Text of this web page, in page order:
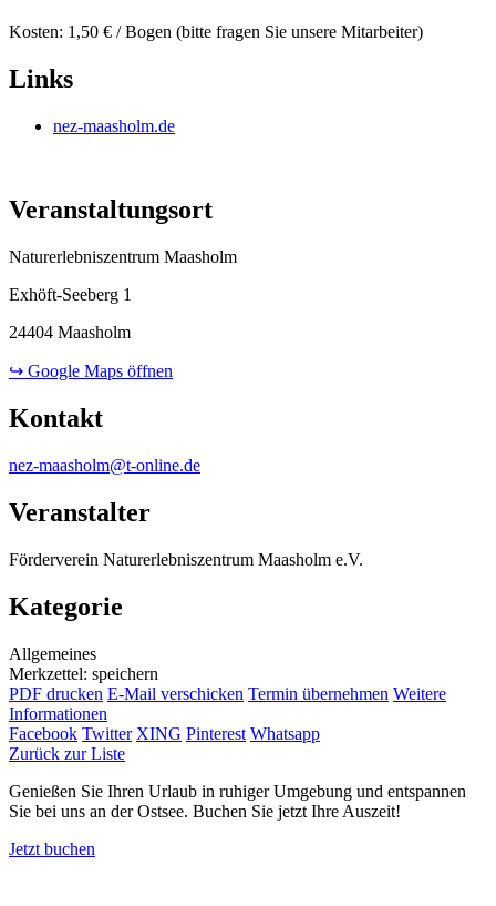
Kosten: 1,50 € / Bogen (bitte fragen Sie unsere Mitarbeiter)
Links
nez-maasholm.de
Veranstaltungsort
Naturerlebniszentrum Maasholm
Exhöft-Seeberg 1
24404 Maasholm
↪ Google Maps öffnen
Kontakt
nez-maasholm@t-online.de
Veranstalter
Förderverein Naturerlebniszentrum Maasholm e.V.
Kategorie
Allgemeines
Merkzettel: speichern
PDF drucken E-Mail verschicken Termin übernehmen Weitere
Informationen
Facebook Twitter XING Pinterest Whatsapp
Zurück zur Liste
Genießen Sie Ihren Urlaub in ruhiger Umgebung und entspannen
Sie bei uns an der Ostsee. Buchen Sie jetzt Ihre Auszeit!
Jetzt buchen